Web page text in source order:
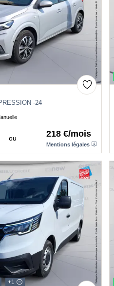
-24
ou 218 €/mois
Mentions légales
+1